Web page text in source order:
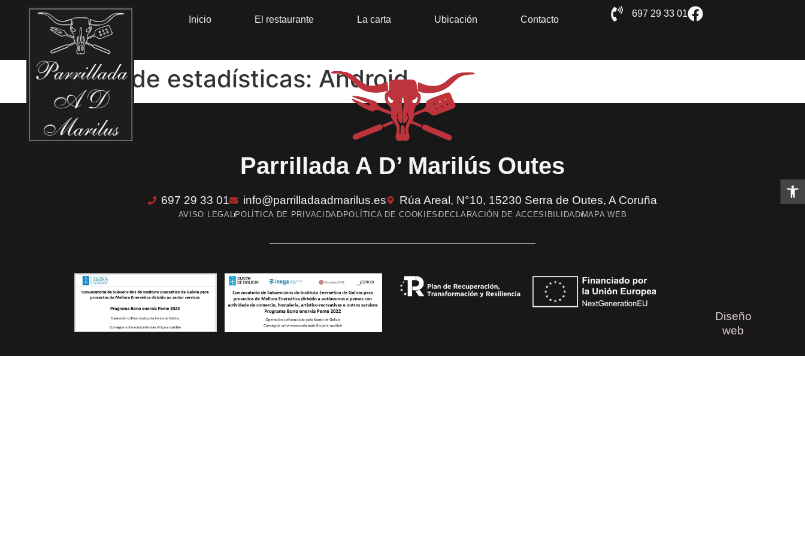
Inicio El restaurante La carta Ubicación Contacto
697 29 33 01
Tipos de estadísticas: Android
Parrillada A D’ Marilús Outes
697 29 33 01 info@parrilladaadmarilus.es Rúa Areal, N°10, 15230 Serra de Outes, A Coruña
AVISO LEGALPOLÍTICA DE PRIVACIDADPOLÍTICA DE COOKIESDECLARACIÓN DE ACCESIBILIDADMAPA WEB
Diseño
web
Abrir